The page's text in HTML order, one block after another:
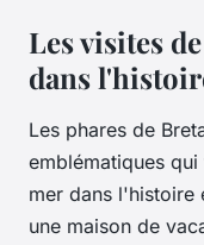
Les visites
dans
Les phares de
emblématiques
mer dans l'histoire
une maison de